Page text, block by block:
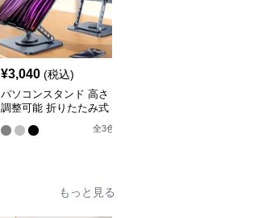
¥3,040 (税込)
パソコンスタンド 高さ
調整可能 折りたたみ式
全3色
もっと見る